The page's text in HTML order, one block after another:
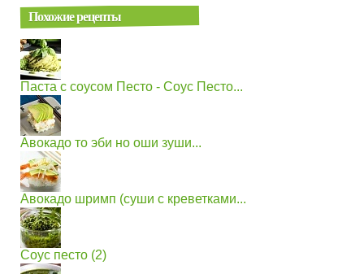
Похожие рецепты
Паста с соусом Песто - Соус Песто...
Авокадо то эби но оши зуши...
Авокадо шримп (суши с креветками...
Соус песто (2)